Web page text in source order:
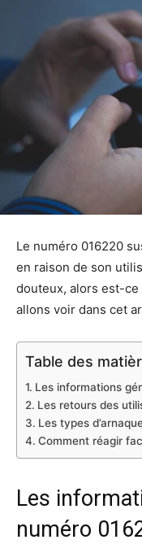
Le numéro 016220
en raison de son
douteux, alors est-ce
allons voir dans cet
Table des
Les informations
Les retours des
Les types
Comment réagir
Les
numéro